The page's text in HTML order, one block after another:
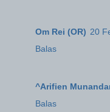
Om Rei (OR) 20
Balas
^Arifien
Balas